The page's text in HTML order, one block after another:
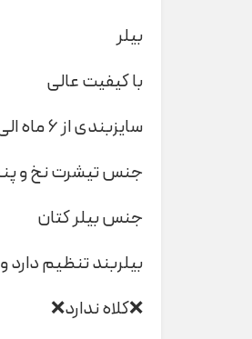
بیلر
با کیفیت عالی
سایزبندی از ۶ ماه الی ۲۴ ماه
جنس تیشرت نخ و
جنس بیلر کتان
بیلربند تنظیم
❌کلاه ندارد❌